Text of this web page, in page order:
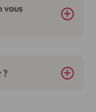
vous
?